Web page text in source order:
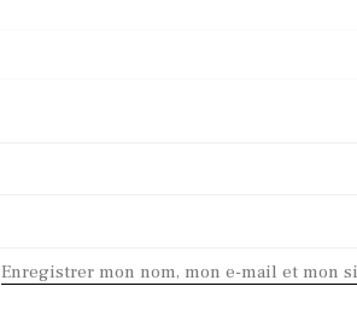
Enregistrer mon nom, mon e-mail et mon